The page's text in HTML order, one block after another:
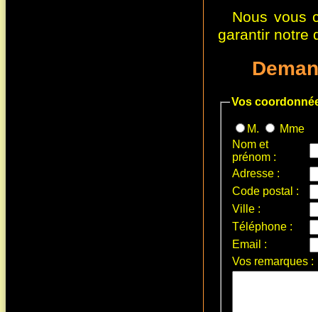
Nous vous
garantir notre
Vos
M.
Mme
Nom et
prénom :
Adresse :
Code postal :
Ville :
Téléphone :
Email :
Vos remarques :